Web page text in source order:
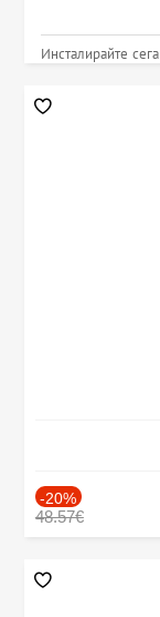
Инсталирайте сега
-20%
48.57€